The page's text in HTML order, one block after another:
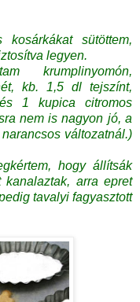
sütöttem,
legyen.
krumplinyomón,
kb. 1,5 dl tejszínt,
1 kupica citromos
nem is nagyon jó, a
változatnál.)
hogy állítsák
arra epret
tavalyi fagyasztott